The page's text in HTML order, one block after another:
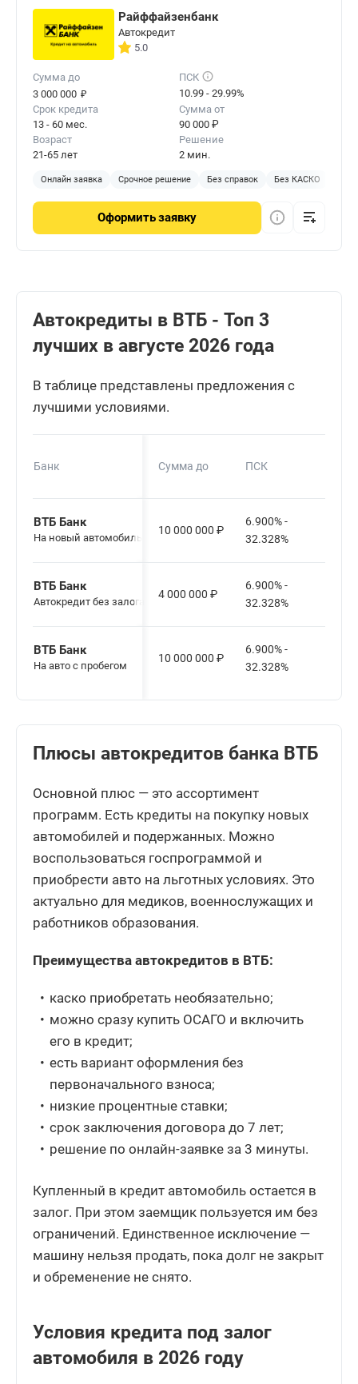
Райффайзенбанк
Автокредит
5.0
Сумма до
3 000 000 ₽
ПСК
10.99 - 29.99%
Срок кредита
13 - 60 мес.
Сумма от
90 000 ₽
Возраст
21-65 лет
Решение
2 мин.
Онлайн заявка Срочное решение Без справок Без КАСКО
Оформитьзаявку
Автокредиты в ВТБ - Топ 3
лучших в августе 2026 года
В таблице представлены предложения с
лучшими условиями.
Банк Сумма до ПСК
ВТБ Банк
На новый автомобиль
10 000 000 ₽
6.900% -
32.328%
ВТБ Банк
Автокредит без залога
4 000 000 ₽
6.900% -
32.328%
ВТБ Банк
На авто с пробегом
10 000 000 ₽
6.900% -
32.328%
Плюсы автокредитов банка ВТБ
Основной плюс — это ассортимент
программ. Есть кредиты на покупку новых
автомобилей и подержанных. Можно
воспользоваться госпрограммой и
приобрести авто на льготных условиях. Это
актуально для медиков, военнослужащих и
работников образования.
Преимущества автокредитов в ВТБ:
каско приобретать необязательно;
можно сразу купить ОСАГО и включить
его в кредит;
есть вариант оформления без
первоначального взноса;
низкие процентные ставки;
срок заключения договора до 7 лет;
решение по онлайн-заявке за 3 минуты.
Купленный в кредит автомобиль остается в
залог. При этом заемщик пользуется им без
ограничений. Единственное исключение —
машину нельзя продать, пока долг не закрыт
и обременение не снято.
Условия кредита под залог
автомобиля в 2026 году